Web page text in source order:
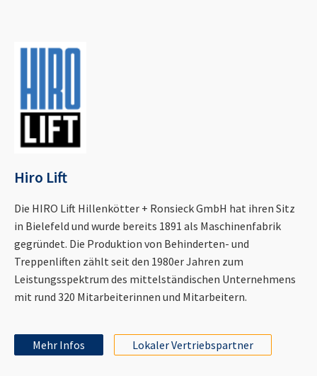
Hiro Lift
Die HIRO Lift Hillenkötter + Ronsieck GmbH hat ihren Sitz
in Bielefeld und wurde bereits 1891 als Maschinenfabrik
gegründet. Die Produktion von Behinderten- und
Treppenliften zählt seit den 1980er Jahren zum
Leistungsspektrum des mittelständischen Unternehmens
mit rund 320 Mitarbeiterinnen und Mitarbeitern.
Mehr Infos Lokaler Vertriebspartner